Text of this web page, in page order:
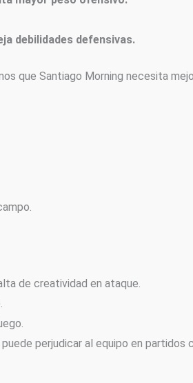
debilidades defensivas.
que Santiago Morning necesita
de creatividad en ataque.
puede perjudicar al equipo en partidos